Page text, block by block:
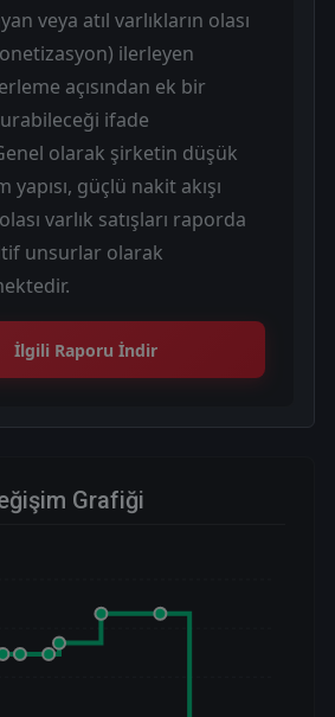
veya atıl varlıkların olası
ilerleyen
açısından ek bir
ifade
olarak şirketin düşük
güçlü nakit akışı
varlık satışları raporda
unsurlar olarak
İlgili Raporu İndir
Grafiği